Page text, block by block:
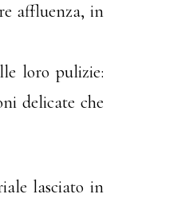
affluenza, in
loro pulizie:
delicate che
lasciato in